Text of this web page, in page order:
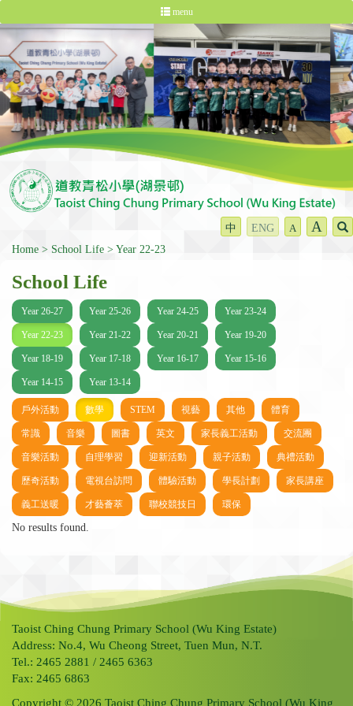
menu
中 ENG A A
Home School Life Year 22-23
School Life
Year 26-27 Year 25-26 Year 24-25 Year 23-24
Year 22-23 Year 21-22 Year 20-21 Year 19-20
Year 18-19 Year 17-18 Year 16-17 Year 15-16
Year 14-15 Year 13-14
戶外活動 數學 STEM 視藝 其他 體育
常識 音樂 圖書 英文 家長義工活動 交流團
音樂活動 自理學習 迎新活動 親子活動 典禮活動
歷奇活動 電視台訪問 體驗活動 學長計劃 家長講座
義工送暖 才藝薈萃 聯校競技日 環保
No results found.
Taoist Ching Chung Primary School (Wu King Estate)
Address: No.4, Wu Cheong Street, Tuen Mun, N.T.
Tel.: 2465 2881 / 2465 6363
Fax: 2465 6863
Copyright © 2026 Taoist Ching Chung Primary School (Wu King